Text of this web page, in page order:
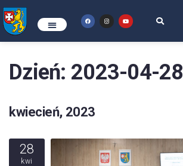
Dzień: 2023-04-28
kwiecień, 2023
28
kwi